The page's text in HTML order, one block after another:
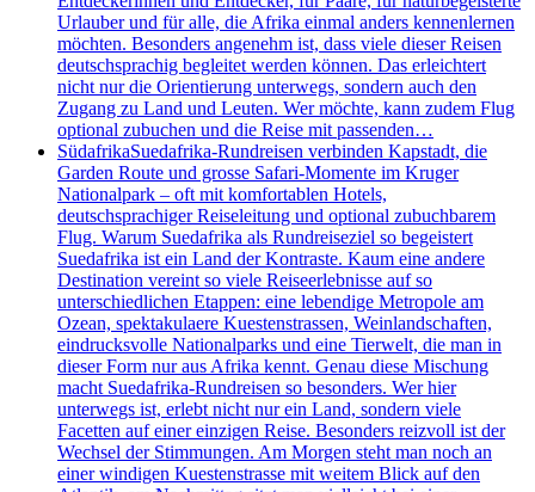
Urlauber und für alle, die Afrika einmal anders kennenlernen
möchten. Besonders angenehm ist, dass viele dieser Reisen
deutschsprachig begleitet werden können. Das erleichtert
nicht nur die Orientierung unterwegs, sondern auch den
Zugang zu Land und Leuten. Wer möchte, kann zudem Flug
optional zubuchen und die Reise mit passenden…
SüdafrikaSuedafrika-Rundreisen verbinden Kapstadt, die
Garden Route und grosse Safari-Momente im Kruger
Nationalpark – oft mit komfortablen Hotels,
deutschsprachiger Reiseleitung und optional zubuchbarem
Flug. Warum Suedafrika als Rundreiseziel so begeistert
Suedafrika ist ein Land der Kontraste. Kaum eine andere
Destination vereint so viele Reiseerlebnisse auf so
unterschiedlichen Etappen: eine lebendige Metropole am
Ozean, spektakulaere Kuestenstrassen, Weinlandschaften,
eindrucksvolle Nationalparks und eine Tierwelt, die man in
dieser Form nur aus Afrika kennt. Genau diese Mischung
macht Suedafrika-Rundreisen so besonders. Wer hier
unterwegs ist, erlebt nicht nur ein Land, sondern viele
Facetten auf einer einzigen Reise. Besonders reizvoll ist der
Wechsel der Stimmungen. Am Morgen steht man noch an
einer windigen Kuestenstrasse mit weitem Blick auf den